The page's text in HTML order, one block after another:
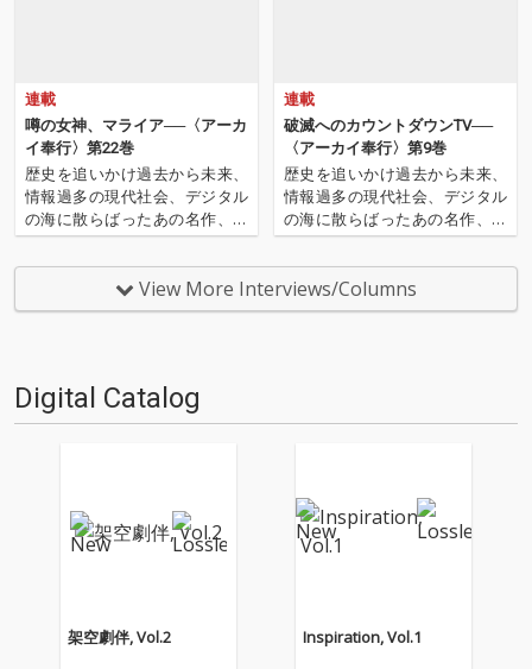
連載
噂の女神、マライア──〈アーカ
イ奉行〉第22巻
歴史を追いかけ過去から未来、
情報過多の現代社会、デジタル
の海に散らばったあの名作、こ
の名作たちをひとつにまとめる
仕事人…!〈アーカイ奉行〉が今
日もデジタルの乱世を治め
る…!'''〈アーカイ奉行〉と
連載
破滅へのカウントダウンTV──
〈アーカイ奉行〉第9巻
歴史を追いかけ過去から未来、
情報過多の現代社会、デジタル
の海に散らばったあの名作、こ
の名作たちをひとつにまとめる
仕事人…!〈アーカイ奉行〉が今
日もデジタルの乱世を治め
る…!'''〈アーカイ奉行〉と
View More Interviews/Columns
Digital Catalog
架空劇伴, Vol.2 Inspiration, Vol.1